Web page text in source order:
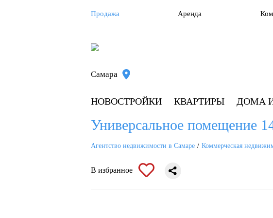
Продажа Аренда
Самара
НОВОСТРОЙКИ КВАРТИРЫ ДОМА
Универсальное помещение
Агентство недвижимости в Самаре Коммерческая
В избранное